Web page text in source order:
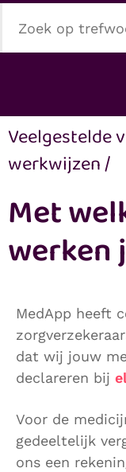
Veelgestelde
werkwijzen/
Met
werken
MedApp heeft
dat wij jouw
declareren bij
Voor de
gedeeltelijk
ons een